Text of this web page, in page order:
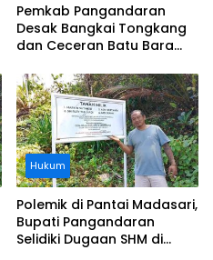
Pemkab Pangandaran
Desak Bangkai Tongkang
dan Ceceran Batu Bara
Buruknya Koordinasi
Perusahaan
Hukum
Polemik di Pantai Madasari,
Bupati Pangandaran
Selidiki Dugaan SHM di